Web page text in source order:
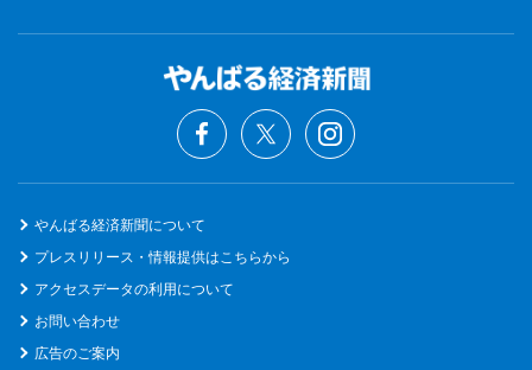
やんばる経済新聞について
プレスリリース・情報提供はこちらから
アクセスデータの利用について
お問い合わせ
広告のご案内